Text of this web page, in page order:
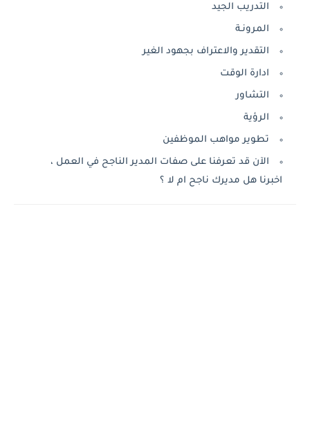
التدريب الجيد
المرونـة
التقدير والاعتراف بجهود الغير
ادارة الوقت
التشاور
الرؤية
تطوير مواهب الموظفين
الآن قد تعرفنا على صفات المدير الناجح في العمل ،
اخبرنا هل مديرك ناجح ام لا ؟